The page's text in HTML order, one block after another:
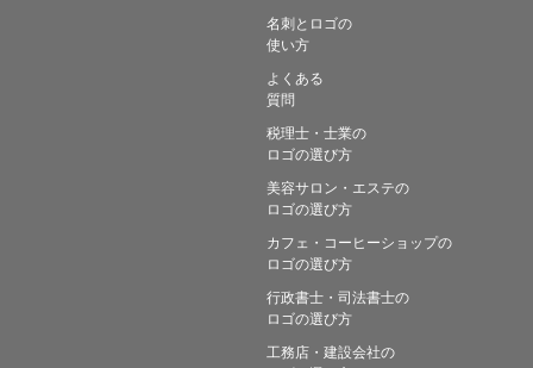
名刺とロゴの
使い方
よくある
質問
税理士・士業の
ロゴの選び方
美容サロン・エステの
ロゴの選び方
カフェ・コーヒーショップの
ロゴの選び方
行政書士・司法書士の
ロゴの選び方
工務店・建設会社の